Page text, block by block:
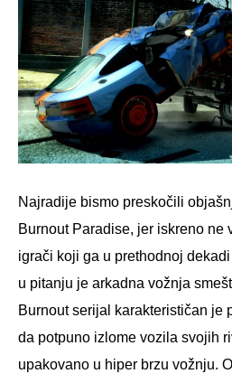
Najradije bismo preskočili
Burnout Paradise, jer iskreno ne
igrači koji ga u prethodnoj
u pitanju je arkadna vožnja
Burnout serijal karakterističan je
da potpuno izlome vozila svojih
upakovano u hiper brzu vožnju.